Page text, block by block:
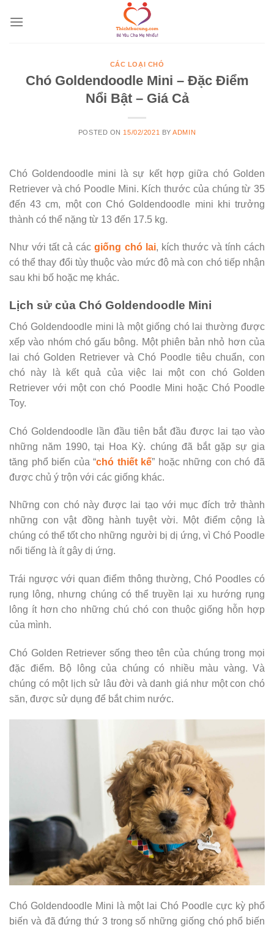
CÁC LOẠI CHÓ
Chó Goldendoodle Mini – Đặc Điểm
Nổi Bật – Giá Cả
POSTED ON 15/02/2021 BYADMIN
Chó Goldendoodle mini là sự kết hợp giữa chó Golden
Retriever và chó Poodle Mini. Kích thước của chúng từ 35
đến 43 cm, một con Chó Goldendoodle mini khi trưởng
thành có thể nặng từ 13 đến 17.5 kg.
Như với tất cả cácgiống chó lai, kích thước và tính cách
có thể thay đổi tùy thuộc vào mức độ mà con chó tiếp nhận
sau khi bố hoặc mẹ khác.
Lịch sử của Chó Goldendoodle Mini
Chó Goldendoodle mini là một giống chó lai thường được
xếp vào nhóm chó gấu bông. Một phiên bản nhỏ hơn của
lai chó Golden Retriever và Chó Poodle tiêu chuẩn, con
chó này là kết quả của việc lai một con chó Golden
Retriever với một con chó Poodle Mini hoặc Chó Poodle
Toy.
Chó Goldendoodle lần đầu tiên bắt đầu được lai tạo vào
những năm 1990, tại Hoa Kỳ. chúng đã bắt gặp sự gia
tăng phổ biến của “chó thiết kế” hoặc những con chó đã
được chủ ý trộn với các giống khác.
Những con chó này được lai tạo với mục đích trở thành
những con vật đồng hành tuyệt vời. Một điểm cộng là
chúng có thể tốt cho những người bị dị ứng, vì Chó Poodle
nổi tiếng là ít gây dị ứng.
Trái ngược với quan điểm thông thường, Chó Poodles có
rụng lông, nhưng chúng có thể truyền lại xu hướng rụng
lông ít hơn cho những chú chó con thuộc giống hỗn hợp
của mình.
Chó Golden Retriever sống theo tên của chúng trong mọi
đặc điểm. Bộ lông của chúng có nhiều màu vàng. Và
chúng có một lịch sử lâu đời và danh giá như một con chó
săn, được sử dụng để bắt chim nước.
Chó Goldendoodle Mini là một lai Chó Poodle cực kỳ phổ
biến và đã đứng thứ 3 trong số những giống chó phổ biến